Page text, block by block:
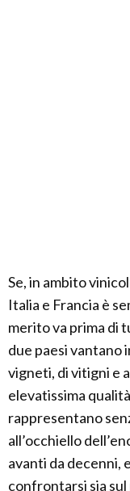
Se, in ambito
Italia e Francia è
merito va prima di
due paesi vantano
vigneti, di vitigni e
elevatissima
rappresentano
all’occhiello
avanti da decenni,
confrontarsi sia sul